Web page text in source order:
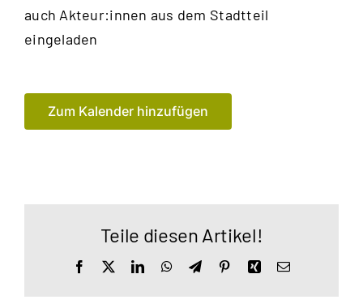
auch Akteur:innen aus dem Stadtteil
eingeladen
Zum Kalender hinzufügen
Teile diesen Artikel!
Facebook LinkedInWhatsApp
TelegramPinterestXingE-